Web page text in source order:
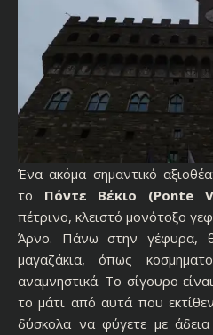
Ένα ακόμα σημαντικό
το Πόντε Βέκιο (Ponte
πέτρινο, κλειστό μονότοξο
Άρνο. Πάνω στην γέφυρα,
μαγαζάκια, όπως
αναμνηστικά. Το σίγουρο
το μάτι από αυτά που
δύσκολα να φύγετε με